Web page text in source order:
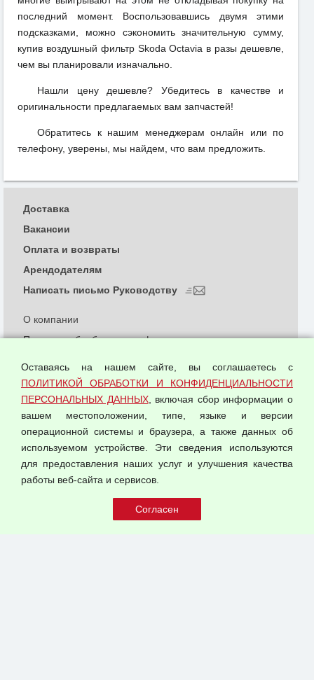
последний момент. Воспользовавшись двумя этими
подсказками, можно сэкономить значительную сумму,
купив воздушный фильтр Skoda Octavia в разы дешевле,
чем вы планировали изначально.
Нашли цену дешевле? Убедитесь в качестве и
оригинальности предлагаемых вам запчастей!
Обратитесь к нашим менеджерам онлайн или по
телефону, уверены, мы найдем, что вам предложить.
© 2026 ООО "Феникс"
О компании
Политика обработки и конфиденциальности
Согласием на обработку персональных данных
Оферта оптовой купли-продажи
Публичная оферта
Доставка
Вакансии
Оплата и возвраты
Арендодателям
Написать письмо Руководству
Оставаясь на нашем сайте, вы соглашаетесь с
ПОЛИТИКОЙ ОБРАБОТКИ И КОНФИДЕНЦИАЛЬНОСТИ
ПЕРСОНАЛЬНЫХ ДАННЫХ, включая сбор информации о
вашем местоположении, типе, языке и версии
операционной системы и браузера, а также данных об
используемом устройстве. Эти сведения используются
для предоставления наших услуг и улучшения качества
работы веб-сайта и сервисов.